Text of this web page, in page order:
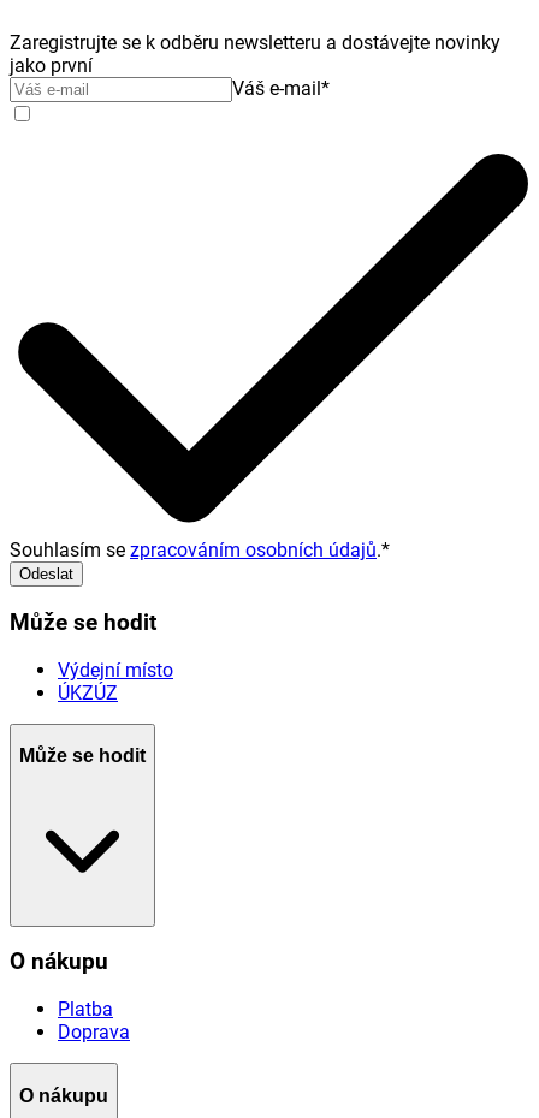
Zaregistrujte se k odběru newsletteru a dostávejte novinky
jako první
Váš e-mail*
Souhlasím se zpracováním osobních údajů.*
Odeslat
Může se hodit
Výdejní místo
ÚKZÚZ
Může se hodit
O nákupu
Platba
Doprava
O nákupu